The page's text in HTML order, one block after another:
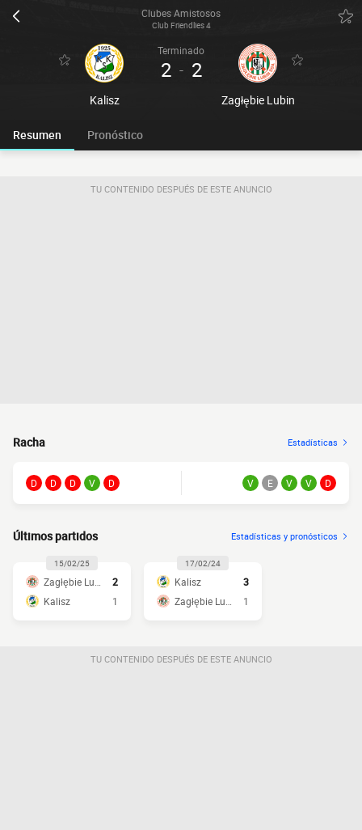
Clubes Amistosos
Club Friendlies 4
Kalisz
Terminado
2 - 2
Zagłębie Lubin
Resumen Pronóstico
TU CONTENIDO DESPUÉS DE ESTE ANUNCIO
Racha Estadísticas
D D D V D V E V V D
Últimos partidos Estadísticas y pronósticos
15/02/25
2
Kalisz
1
17/02/24
Kalisz
3
1
TU CONTENIDO DESPUÉS DE ESTE ANUNCIO